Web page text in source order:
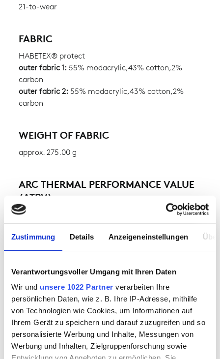
Zustimmung Details Anzeigeneinstellungen
Verantwortungsvoller Umgang mit Ihren Daten
Wir und unsere 1022 Partner verarbeiten Ihre
persönlichen Daten, wie z. B. Ihre IP-Adresse, mithilfe
von Technologien wie Cookies, um Informationen auf
Ihrem Gerät zu speichern und darauf zuzugreifen und so
personalisierte Werbung und Inhalte, Messungen von
Werbung und Inhalten, Zielgruppenforschung sowie
21-to-wear
FABRIC
HABETEX® protect
outer fabric 1: 55% modacrylic,43% cotton,2%
carbon
outer fabric 2: 55% modacrylic,43% cotton,2%
carbon
WEIGHT OF FABRIC
approx. 275.00 g
ARC THERMAL PERFORMANCE VALUE
(ATPV)
1-layer:
DOWNLOAD
Declaration of conformity for colour
2112